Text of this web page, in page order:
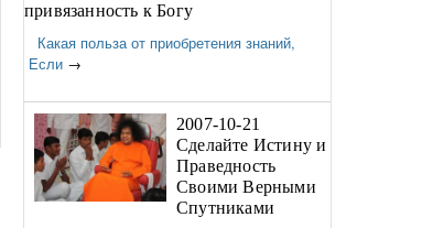
привязанность к Богу
Какая польза от приобретения знаний,
Если →
2007-10-21
Сделайте Истину и
Праведность
Своими Верными
Спутниками